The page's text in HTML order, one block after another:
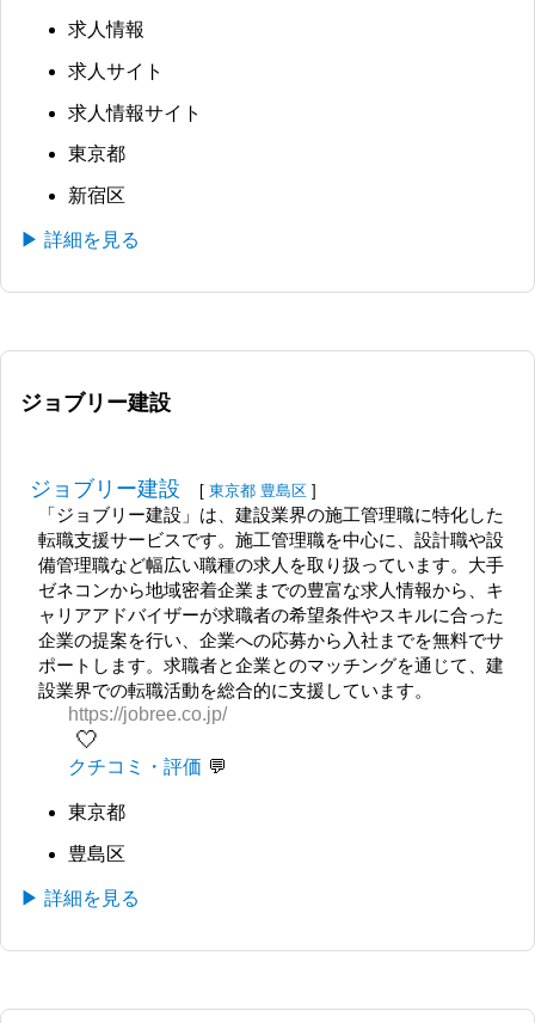
求人情報
求人サイト
求人情報サイト
東京都
新宿区
▶ 詳細を見る
ジョブリー建設
ジョブリー建設 [ 東京都 豊島区 ]
「ジョブリー建設」は、建設業界の施工管理職に特化した
転職支援サービスです。施工管理職を中心に、設計職や設
備管理職など幅広い職種の求人を取り扱っています。大手
ゼネコンから地域密着企業までの豊富な求人情報から、キ
ャリアアドバイザーが求職者の希望条件やスキルに合った
企業の提案を行い、企業への応募から入社までを無料でサ
ポートします。求職者と企業とのマッチングを通じて、建
設業界での転職活動を総合的に支援しています。
https://jobree.co.jp/
🤍
クチコミ・評価
東京都
豊島区
▶ 詳細を見る